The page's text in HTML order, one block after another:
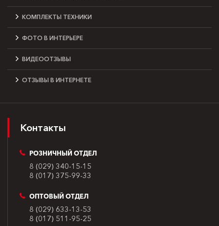
КОМПЛЕКТЫ ТЕХНИКИ
ФОТО В ИНТЕРЬЕРЕ
ВИДЕООТЗЫВЫ
ОТЗЫВЫ В ИНТЕРНЕТЕ
Контакты
РОЗНИЧНЫЙ ОТДЕЛ
8 (029) 340-15-15
8 (017) 375-99-33
ОПТОВЫЙ ОТДЕЛ
8 (029) 633-13-53
8 (017) 511-95-25